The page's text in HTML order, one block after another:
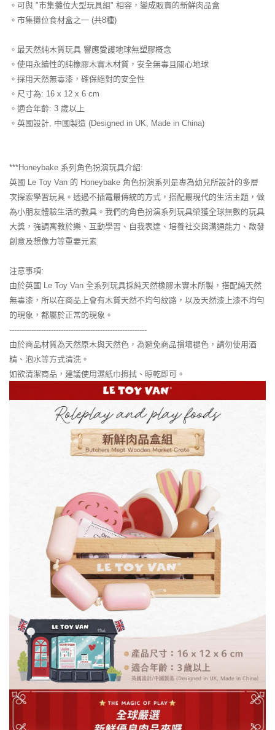
。可與 "市集攤位大型玩具組" 相容，變成販賣的新鮮肉品盒
。市集攤位食材盒之一 (共8種)
。最天然純木質玩具 響應愛護地球無塑膠概念
。使用永續性的純橡膠木實木材質，安全無毒且關心地球
。採用天然無毒漆，確保絕對的安全性
。尺寸為: 16 x 12 x 6 cm
。適合年齡: 3 歲以上
。英國設計, 中國製造 (Designed in UK, Made in China)
***Honeybake 系列角色扮演玩具介紹:
英國 Le Toy Van 的 Honeybake 角色扮演系列是專為幼兒所設計的多層
次探索學習玩具。透過不插電最傳統的方式，搭配最現代的生活主題，做
為小朋友體驗生活的教具。我們的角色扮演系列玩具榮獲全球無數的玩具
大獎，強調寓教於樂、互動學習、自我表達、培養社交與溝通能力、啟發
創意及想像力等重要元素
注意事項:
由於英國 Le Toy Van 全系列玩具採純天然橡膠木實木所製，搭配純天然
無毒漆，所以在商品上會有木質天然不均勻紋路，以及天然漆上漆不均勻
的現象，都屬於正常的現象。
--------------------------------------------------------
由於商品材質為天然原木與天然色，為避免商品損壞褪色，請勿使用酒
精、泡水等方式清洗。
如欲清潔商品，建議使用濕紙巾擦拭、晾乾即可。